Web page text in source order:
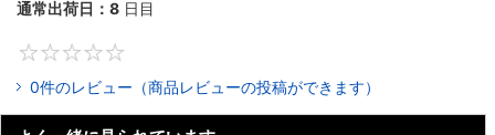
通常出荷日： 8 日目
0件のレビュー（商品レビューの投稿ができます）